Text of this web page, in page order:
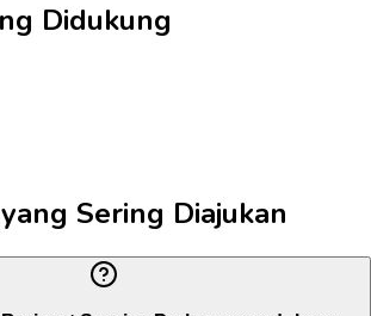
Didukung
Sering Diajukan